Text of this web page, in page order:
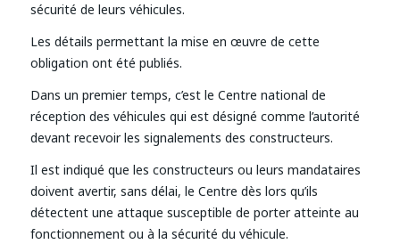
sécurité de leurs véhicules.
Les détails permettant la mise en œuvre de cette
obligation ont été publiés.
Dans un premier temps, c’est le Centre national de
réception des véhicules qui est désigné comme l’autorité
devant recevoir les signalements des constructeurs.
Il est indiqué que les constructeurs ou leurs mandataires
doivent avertir, sans délai, le Centre dès lors qu’ils
détectent une attaque susceptible de porter atteinte au
fonctionnement ou à la sécurité du véhicule.